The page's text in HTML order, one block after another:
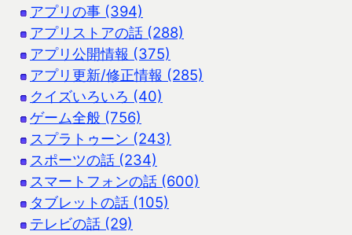
アプリの事 (394)
アプリストアの話 (288)
アプリ公開情報 (375)
アプリ更新/修正情報 (285)
クイズいろいろ (40)
ゲーム全般 (756)
スプラトゥーン (243)
スポーツの話 (234)
スマートフォンの話 (600)
タブレットの話 (105)
テレビの話 (29)